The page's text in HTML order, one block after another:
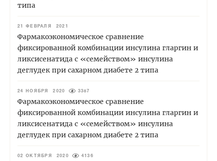
типа
21 ФЕВРАЛЯ 2021
Фармакоэкономическое сравнение
фиксированной комбинации инсулина гларгин и
ликсисенатида с «семейством» инсулина
деглудек при сахарном диабете 2 типа
24 НОЯБРЯ 2020 3387
Фармакоэкономическое сравнение
фиксированной комбинации инсулина гларгин и
ликсисенатида с «семейством» инсулина
деглудек при сахарном диабете 2 типа
02 ОКТЯБРЯ 2020 4136